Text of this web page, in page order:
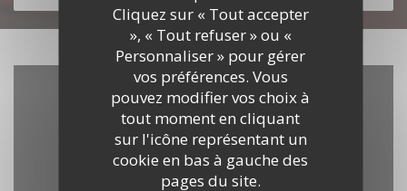
Cliquez sur « Tout accepter
», « Tout refuser » ou «
Personnaliser » pour gérer
vos préférences. Vous
pouvez modifier vos choix à
tout moment en cliquant
sur l'icône représentant un
cookie en bas à gauche des
pages du site.